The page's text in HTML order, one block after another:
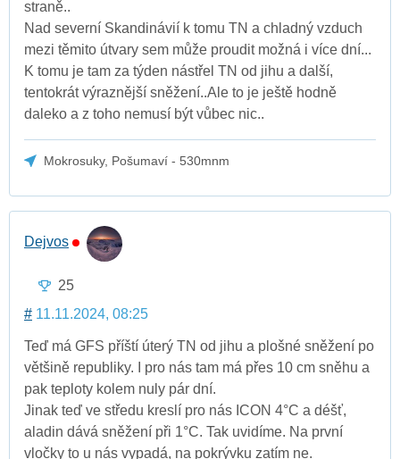
straně..
Nad severní Skandinávií k tomu TN a chladný vzduch
mezi těmito útvary sem může proudit možná i více dní...
K tomu je tam za týden nástřel TN od jihu a další,
tentokrát výraznější sněžení..Ale to je ještě hodně
daleko a z toho nemusí být vůbec nic..
Mokrosuky, Pošumaví - 530mnm
Dejvos
25
# 11.11.2024, 08:25
Teď má GFS příští úterý TN od jihu a plošné sněžení po
většině republiky. I pro nás tam má přes 10 cm sněhu a
pak teploty kolem nuly pár dní.
Jinak teď ve středu kreslí pro nás ICON 4°C a déšť,
aladin dává sněžení při 1°C. Tak uvidíme. Na první
vločky to u nás vypadá, na pokrývku zatím ne.